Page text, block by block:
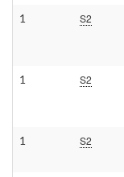
1 S2
1 S2
1 S2